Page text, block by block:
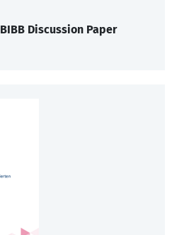
BIBB Discussion Paper